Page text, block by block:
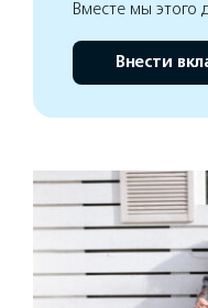
Вместе мы этого
Внести